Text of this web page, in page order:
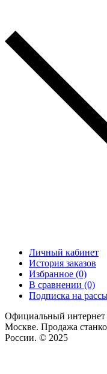
Личный кабинет
История заказов
Избранное (0)
В сравнении (0)
Подписка на
Официальный
Москве. Продажа
России. © 2025